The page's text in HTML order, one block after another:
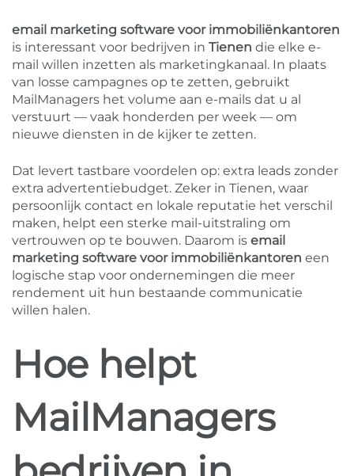
email marketing software voor immobiliënkantoren
is interessant voor bedrijven in Tienen die elke e-
mail willen inzetten als marketingkanaal. In plaats
van losse campagnes op te zetten, gebruikt
MailManagers het volume aan e-mails dat u al
verstuurt — vaak honderden per week — om
nieuwe diensten in de kijker te zetten.
Dat levert tastbare voordelen op: extra leads zonder
extra advertentiebudget. Zeker in Tienen, waar
persoonlijk contact en lokale reputatie het verschil
maken, helpt een sterke mail-uitstraling om
vertrouwen op te bouwen. Daarom is email
marketing software voor immobiliënkantoren een
logische stap voor ondernemingen die meer
rendement uit hun bestaande communicatie
willen halen.
Hoe helpt
MailManagers